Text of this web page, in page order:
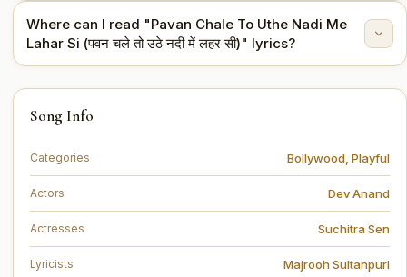
The lyrics are written by Majrooh Sultanpuri.
Where can I read "Pavan Chale To Uthe Nadi Me
Lahar Si (पवन चले तो उठे नदी में लहर सी)" lyrics?
You can read the full lyrics of "Pavan Chale To Uthe
Nadi Me Lahar Si (पवन चले तो उठे नदी में लहर सी)" on this
Song Info
Categories Bollywood Playful
Actors Dev Anand
Actresses Suchitra Sen
Lyricists Majrooh Sultanpuri